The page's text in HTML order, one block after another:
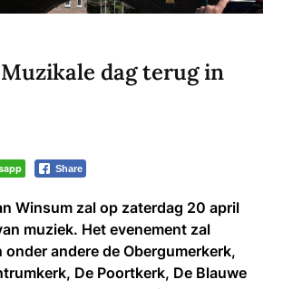
dag terug in
Share
Winsum zal op zaterdag 20 april
muziek. Het evenement zal
andere de Obergumerkerk,
De Poortkerk, De Blauwe